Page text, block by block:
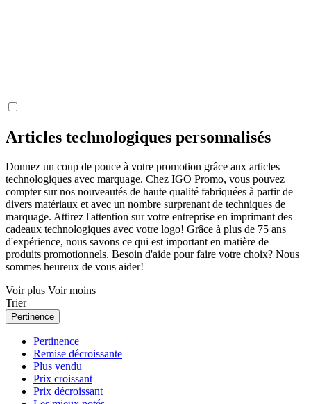
Articles technologiques personnalisés
Donnez un coup de pouce à votre promotion grâce aux articles
technologiques avec marquage. Chez IGO Promo, vous pouvez
compter sur nos nouveautés de haute qualité fabriquées à partir de
divers matériaux et avec un nombre surprenant de techniques de
marquage. Attirez l'attention sur votre entreprise en imprimant des
cadeaux technologiques avec votre logo! Grâce à plus de 75 ans
d'expérience, nous savons ce qui est important en matière de
produits promotionnels. Besoin d'aide pour faire votre choix? Nous
sommes heureux de vous aider!
Voir plus Voir moins
Trier
Pertinence
Pertinence
Remise décroissante
Plus vendu
Prix croissant
Prix décroissant